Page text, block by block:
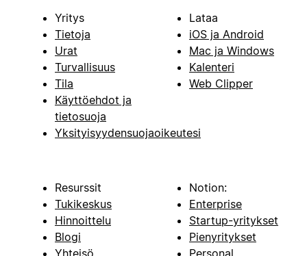
Yritys
Tietoja
Urat
Turvallisuus
Tila
Käyttöehdot ja
tietosuoja
Yksityisyydensuojaoikeutesi
Lataa
iOS ja Android
Mac ja Windows
Kalenteri
Web Clipper
Resurssit
Tukikeskus
Hinnoittelu
Blogi
Yhteisö
Notion:
Enterprise
Startup-yritykset
Pienyritykset
Personal